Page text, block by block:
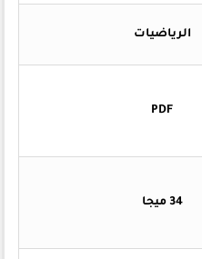
الرياضيات
PDF